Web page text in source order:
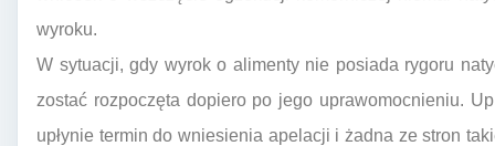
wyroku.
W sytuacji, gdy wyrok o alimenty nie posiada rygoru
zostać rozpoczęta dopiero po jego uprawomocnieniu.
upłynie termin do wniesienia apelacji i żadna ze stron